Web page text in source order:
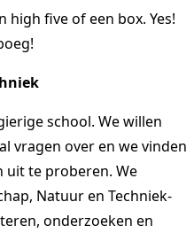
high five of een box. Yes!
school. We willen
vragen over en we vinden
uit te proberen. We
Natuur en Techniek-
onderzoeken en